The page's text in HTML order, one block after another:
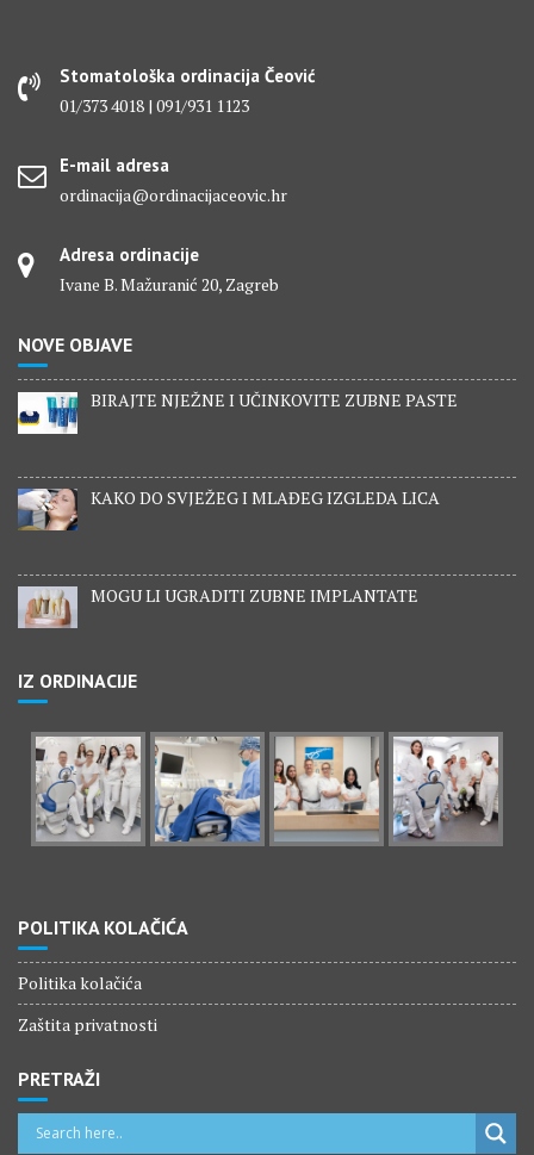
Stomatološka ordinacija Čeović
01/373 4018 | 091/931 1123
E-mail adresa
ordinacija@ordinacijaceovic.hr
Adresa ordinacije
Ivane B. Mažuranić 20, Zagreb
NOVE OBJAVE
BIRAJTE NJEŽNE I UČINKOVITE ZUBNE PASTE
KAKO DO SVJEŽEG I MLAĐEG IZGLEDA LICA
MOGU LI UGRADITI ZUBNE IMPLANTATE
IZ ORDINACIJE
POLITIKA KOLAČIĆA
Politika kolačića
Zaštita privatnosti
PRETRAŽI